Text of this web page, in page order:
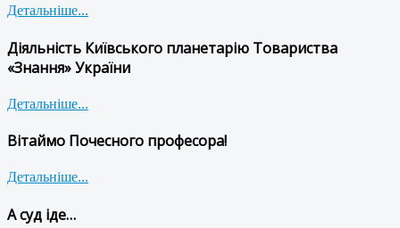
Детальніше...
Діяльність Київського планетарію Товариства
«Знання» України
Детальніше...
Вітаймо Почесного професора!
Детальніше...
А суд іде…